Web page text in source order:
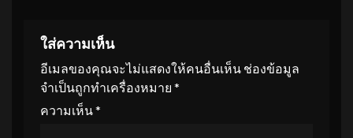
ใส่ความเห็น
อีเมลของคุณจะไม่แสดงให้คนอื่นเห็น ช่องข้อมูล
จำเป็นถูกทำเครื่องหมาย *
ความเห็น*